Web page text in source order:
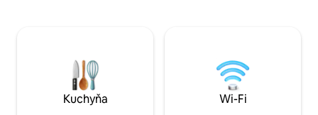
indukčnou varnou doskou, elektrickou
rúrou, práčkou, umývačkou riadu,
riadom a riadom, dvoma kúpeľňami so
sprchovacím kútom a vaňou, posteľnou
vybavená
základným
Klimatizácia – 10
Fiumicino – 30
Kuchyňa Wi-Fi